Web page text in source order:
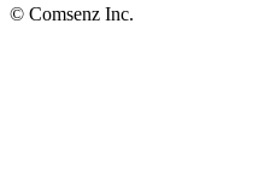
© Comsenz Inc.